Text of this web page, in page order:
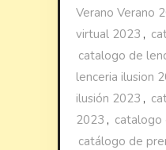
Verano Verano
virtual 2023 ,
catalogo de
lenceria ilusion
ilusión 2023 ,
2023 , catalogo
catálogo de